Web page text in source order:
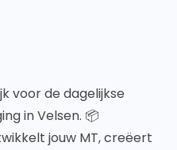
voor de dagelijkse
in Velsen. 📦
jouw MT, creëert